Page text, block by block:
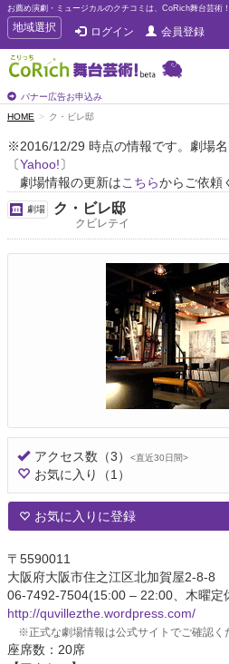
お薦め演劇・ミュージカルのクチコミは、CoRich舞台芸術！
T
o
g
g
e
n
v
a
t
o
n
地域選択 ログイン 会員登録
バナー広告お申込み
HOME ク・ビレ邸
※2016/12/29 時点の情報です。劇場
〔Yahoo!〕
劇場情報の更新はこちらからご依頼
劇場 ク・ビレ邸
クビレテイ
アクセス数 （3） <直近30日間>
お気に入り （1）
お気に入りに登録
〒5590011
大阪府大阪市住之江区北加賀屋2-8-8
06-7492-7504(15:00 – 22:00、木曜定
http://quvillezthe.wordpress.com/
※正式な劇場情報は公式サイトでご確認く
座席数：20席